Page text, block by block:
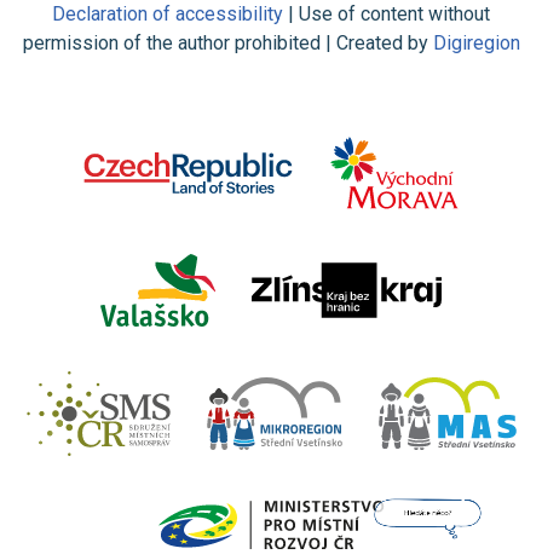
Declaration of accessibility | Use of content without
permission of the author prohibited | Created by Digiregion
tenhle web znám
nazpaměť.